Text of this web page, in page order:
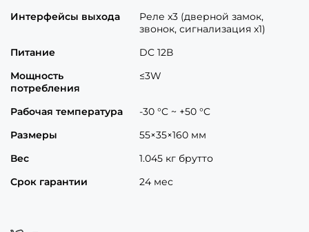
Интерфейсы выхода
Реле x3 (дверной замок,
звонок, сигнализация x1)
Питание
DC 12В
Мощность
потребления
≤3W
Рабочая температура
-30 °C ~ +50 °C
Размеры
55×35×160 мм
Вес
1.045 кг брутто
Срок гарантии
24 мес